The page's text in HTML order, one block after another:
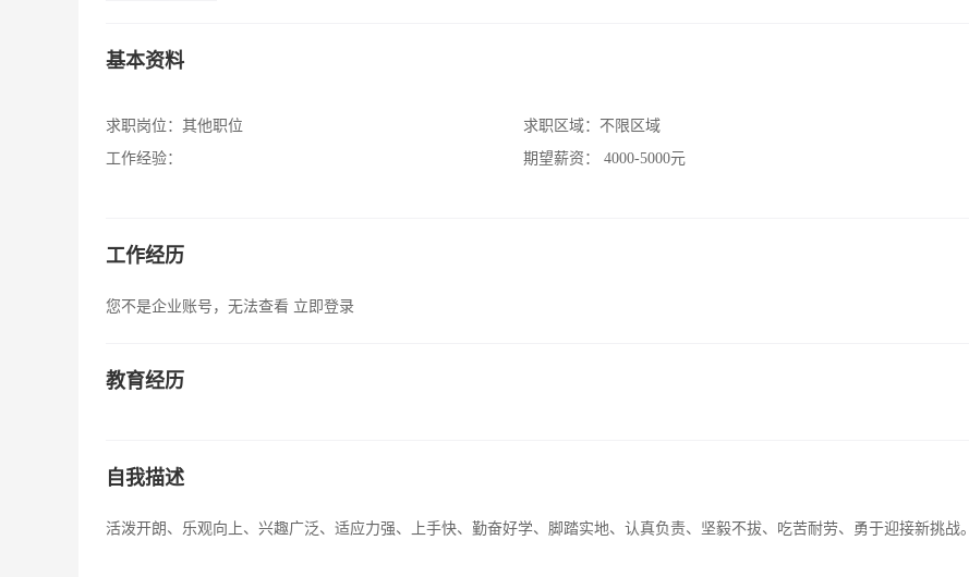
基本资料
求职岗位： 其他职位
工作经验：
求职区域： 不限区域
期望薪资：
4000-5000元
工作经历
您不是企业账号，无法查看 立即登录
教育经历
自我描述
活泼开朗、乐观向上、兴趣广泛、适应力强、上手快、勤奋好学、脚踏实地、认真负责、坚毅不拔、吃苦耐劳、勇于迎接新挑战。